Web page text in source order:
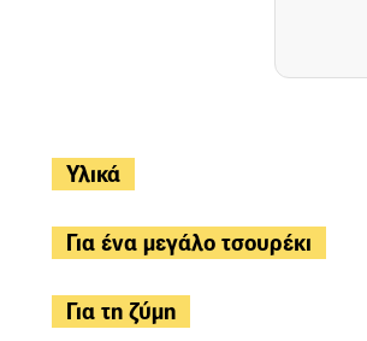
Υλικά
Για ένα μεγάλο τσουρέκι
Για τη ζύμη